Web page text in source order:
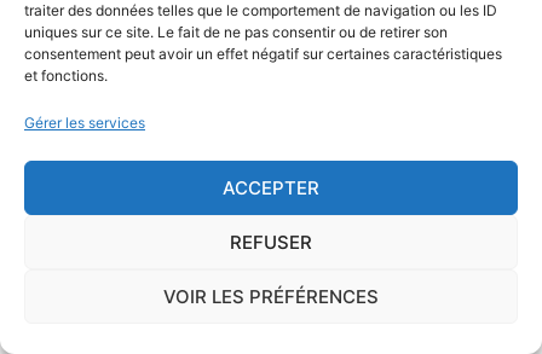
traiter des données telles que le comportement de navigation ou les ID
uniques sur ce site. Le fait de ne pas consentir ou de retirer son
consentement peut avoir un effet négatif sur certaines caractéristiques
et fonctions.
Gérer les services
ACCEPTER
REFUSER
VOIR LES PRÉFÉRENCES
Utiliser des bois secs, éviter autant que possible le
contact direct entre le bois et le sol, s'assurer de
l'étanchéité des façades et toitures ou encore
majeurs d'apparition de champignons lignivores.
risques pour ma ville